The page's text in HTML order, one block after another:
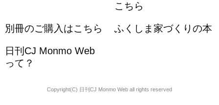
こちら
別冊のご購入はこちら ふくしま家づくりの本
日刊CJ Monmo Web
って？
Copyright(C) 日刊CJ Monmo Web all rights reserved